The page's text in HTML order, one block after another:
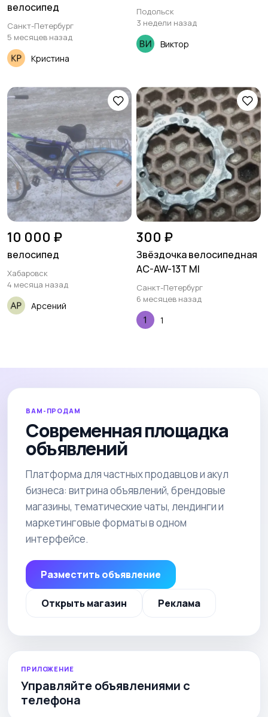
велосипед
Санкт-Петербург
5 месяцев назад
Кристина
Подольск
3 недели назад
Виктор
10 000 ₽
велосипед
Хабаровск
4 месяца назад
Арсений
300 ₽
Звёздочка велосипедная
AC-AW-13T MI
Санкт-Петербург
6 месяцев назад
1
ВАМ-ПРОДАМ
Современная площадка
объявлений
Платформа для частных продавцов и акул
бизнеса: витрина объявлений, брендовые
магазины, тематические чаты, лендинги и
маркетинговые форматы в одном
интерфейсе.
Разместить объявление
Открыть магазин Реклама
ПРИЛОЖЕНИЕ
Управляйте объявлениями с
телефона